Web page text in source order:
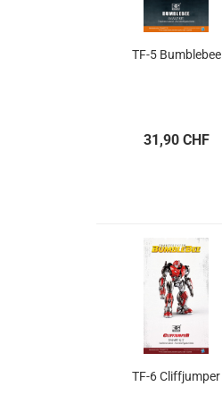
TF-5 Bumblebee
31,90 CHF
TF-6 Cliffjumper